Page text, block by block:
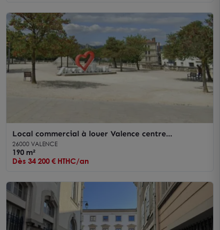
Local commercial à louer Valence centre
emplacement stratégique 190 m²
26000 VALENCE
190 m²
Dès 34 200 € HTHC/an